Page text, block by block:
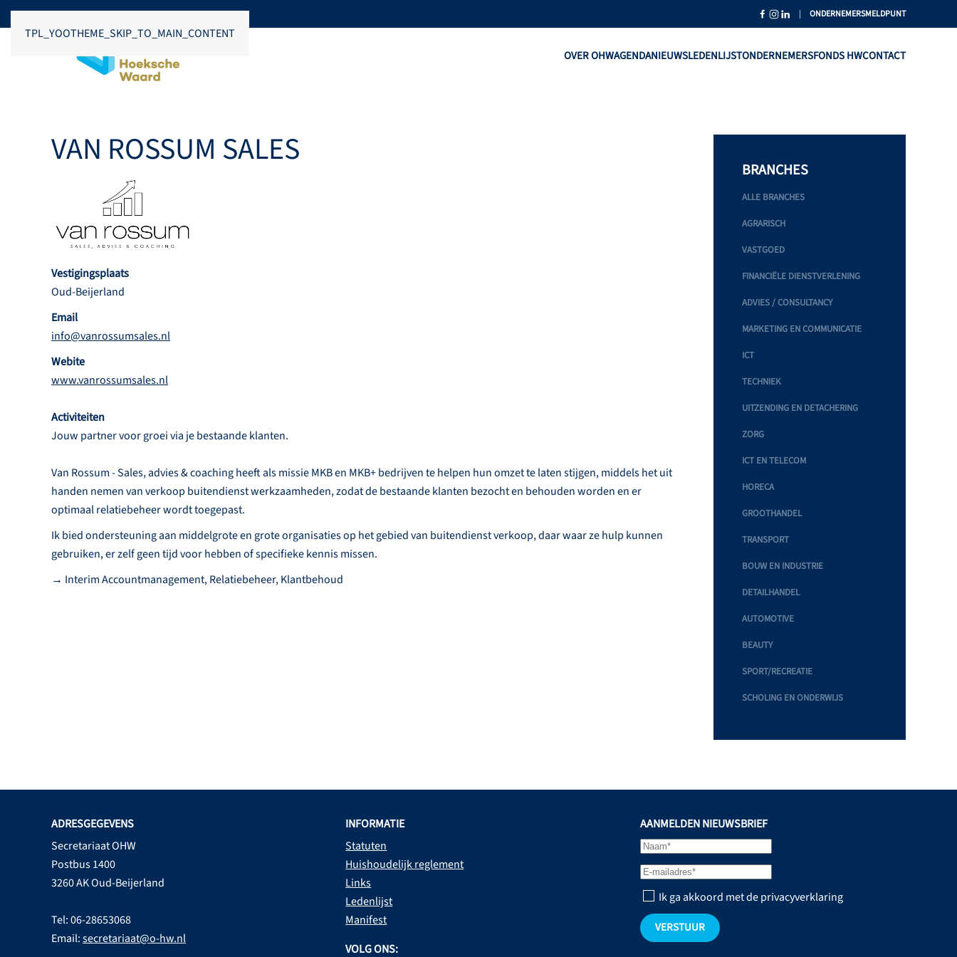
TPL_YOOTHEME_SKIP_TO_MAIN_CONTENT
| ONDERNEMERSMELDPUNT
OVER OHWAGENDANIEUWSLEDENLIJSTONDERNEMERSFONDS HWCONTACT
VAN ROSSUM SALES
Vestigingsplaats
Oud-Beijerland
Email
info@vanrossumsales.nl
Webite
www.vanrossumsales.nl
Activiteiten
Jouw partner voor groei via je bestaande klanten.
Van Rossum - Sales, advies & coaching heeft als missie MKB en MKB+ bedrijven te helpen hun omzet te laten stijgen, middels het uit
handen nemen van verkoop buitendienst werkzaamheden, zodat de bestaande klanten bezocht en behouden worden en er
optimaal relatiebeheer wordt toegepast.
Ik bied ondersteuning aan middelgrote en grote organisaties op het gebied van buitendienst verkoop, daar waar ze hulp kunnen
gebruiken, er zelf geen tijd voor hebben of specifieke kennis missen.
→ Interim Accountmanagement, Relatiebeheer, Klantbehoud
BRANCHES
ALLE BRANCHES
AGRARISCH
VASTGOED
FINANCIËLE DIENSTVERLENING
ADVIES / CONSULTANCY
MARKETING EN COMMUNICATIE
ICT
TECHNIEK
UITZENDING EN DETACHERING
ZORG
ICT EN TELECOM
HORECA
GROOTHANDEL
TRANSPORT
BOUW EN INDUSTRIE
DETAILHANDEL
AUTOMOTIVE
BEAUTY
SPORT/RECREATIE
SCHOLING EN ONDERWIJS
ADRESGEGEVENS
Secretariaat OHW
Postbus 1400
3260 AK Oud-Beijerland
Tel: 06-28653068
Email:secretariaat@o-hw.nl
INFORMATIE
Statuten
Huishoudelijk reglement
Links
Ledenlijst
Manifest
VOLG ONS:
AANMELDEN NIEUWSBRIEF
Ik ga akkoord met de privacyverklaring
VERSTUUR